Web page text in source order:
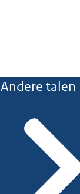
Andere talen